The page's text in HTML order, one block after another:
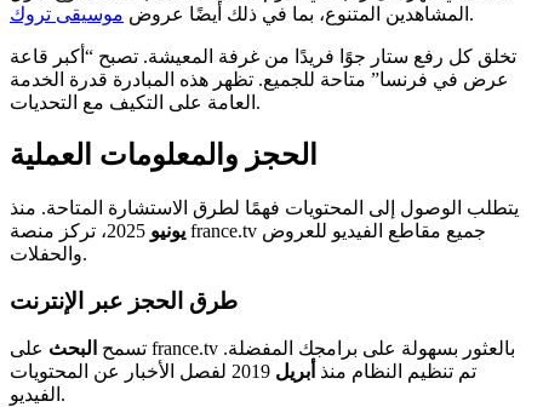
المشاهدين المتنوع، بما في ذلك أيضًا عروض موسيقى تروك .
تخلق كل رفع ستار جوًا فريدًا من غرفة المعيشة. تصبح “أكبر قاعة
عرض في فرنسا” متاحة للجميع. تظهر هذه المبادرة قدرة الخدمة
العامة على التكيف مع التحديات.
الحجز والمعلومات العملية
يتطلب الوصول إلى المحتويات فهمًا لطرق الاستشارة المتاحة. منذ
يونيو
2025، تركز منصة france.tv جميع مقاطع الفيديو للعروض
والحفلات.
طرق الحجز عبر الإنترنت
تسمح البحث على france.tv بالعثور بسهولة على برامجك المفضلة.
تم تنظيم النظام منذ أبريل
2019 لفصل الأخبار عن المحتويات
الفيديو.